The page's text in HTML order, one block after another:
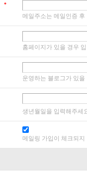
*
메일주소는 메일인증
홈페이지가 있을 경우
운영하는 블로그가 있
생년월일을 입력해주세
메일링 가입이 체크되